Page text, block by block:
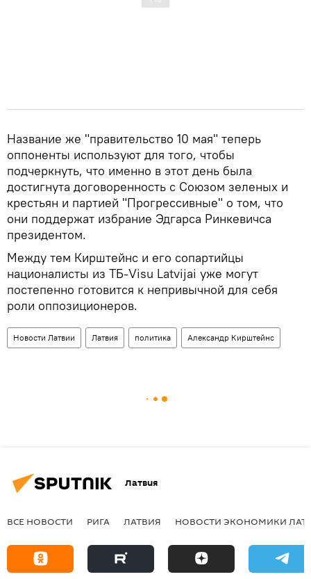
Название же "правительство 10 мая" теперь
оппоненты используют для того, чтобы
подчеркнуть, что именно в этот день была
достигнута договоренность с Союзом зеленых и
крестьян и партией "Прогрессивные" о том, что
они поддержат избрание Эдгарса Ринкевичса
президентом.
Между тем Кирштейнс и его сопартийцы
националисты из ТБ-Visu Latvijai уже могут
постепенно готовится к непривычной для себя
роли оппозиционеров.
Новости Латвии Латвия политика Александр Кирштейнс
Латвия
ВСЕ НОВОСТИ РИГА ЛАТВИЯ НОВОСТИ ЭКОНОМИКИ